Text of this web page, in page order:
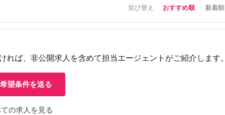
並び替え おすすめ順 新着順
ば、非公開求人を含めて担当エージェントがご紹介します。
望条件を送る
の求人を見る